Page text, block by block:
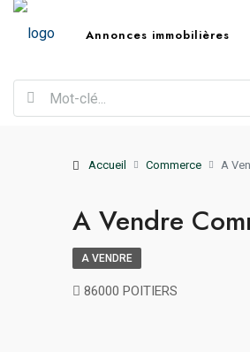
Annonces immobilières
Accueil Commerce A
A Vendre
A VENDRE
86000 POITIERS